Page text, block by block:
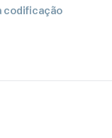
codificação